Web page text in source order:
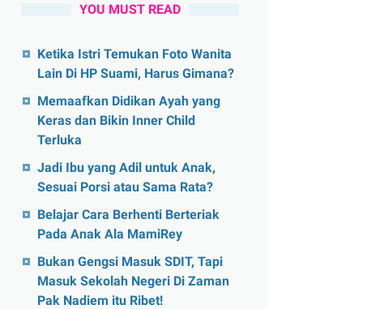
YOU MUST READ
Ketika Istri Temukan Foto Wanita
Lain Di HP Suami, Harus Gimana?
Memaafkan Didikan Ayah yang
Keras dan Bikin Inner Child
Terluka
Jadi Ibu yang Adil untuk Anak,
Sesuai Porsi atau Sama Rata?
Belajar Cara Berhenti Berteriak
Pada Anak Ala MamiRey
Bukan Gengsi Masuk SDIT, Tapi
Masuk Sekolah Negeri Di Zaman
Pak Nadiem itu Ribet!